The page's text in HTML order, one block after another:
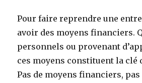
Pour faire reprendre une
avoir des moyens financiers.
personnels ou provenant
ces moyens constituent la clé
Pas de moyens financiers,